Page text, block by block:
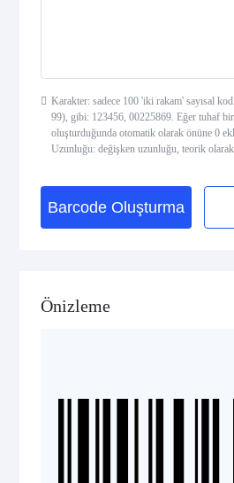
Standard 2 of 5
MSI Plessey (MSI Mod 10)
Telepen
LOGMARS
Karakter: sadece 100 'iki rakam' sayısal
99), gibi: 123456, 00225869. Eğer tuhaf
oluşturduğunda otomatik olarak önüne 0
Uzunluğu: değişken uzunluğu, teorik olarak
Barcode Oluşturma
Önizleme